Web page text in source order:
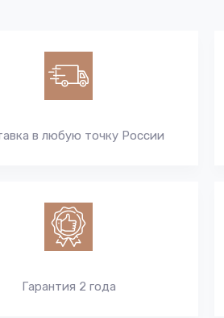
в любую точку России
Гарантия 2 года